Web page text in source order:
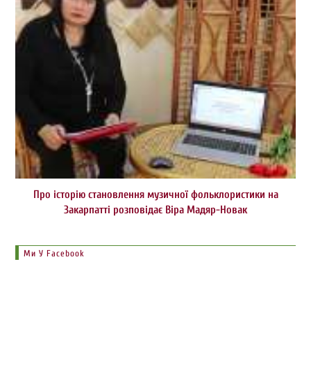
Про історію становлення музичної фольклористики на
Закарпатті розповідає Віра Мадяр-Новак
Ми У Facebook